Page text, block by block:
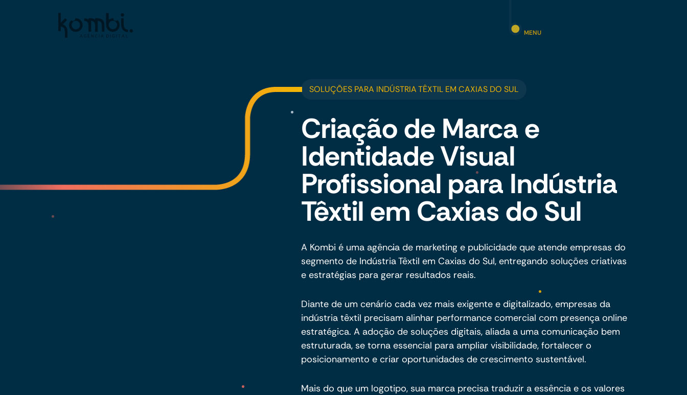
MENU
SOLUÇÕES PARA INDÚSTRIA TÊXTIL EM CAXIAS DO SUL
Criação de Marca e
Identidade Visual
Profissional para Indústria
Têxtil em Caxias do Sul
A Kombi é uma agência de marketing e publicidade que atende empresas do
segmento de Indústria Têxtil em Caxias do Sul, entregando soluções criativas
e estratégias para gerar resultados reais.
Diante de um cenário cada vez mais exigente e digitalizado, empresas da
indústria têxtil precisam alinhar performance comercial com presença online
estratégica. A adoção de soluções digitais, aliada a uma comunicação bem
estruturada, se torna essencial para ampliar visibilidade, fortalecer o
posicionamento e criar oportunidades de crescimento sustentável.
Mais do que um logotipo, sua marca precisa traduzir a essência e os valores